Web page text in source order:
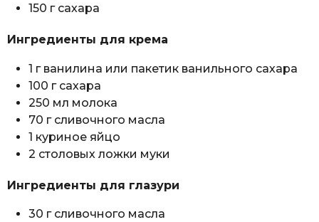
150 г сахара
Ингредиенты для крема
1 г ванилина или пакетик ванильного сахара
100 г сахара
250 мл молока
70 г сливочного масла
1 куриное яйцо
2 столовых ложки муки
Ингредиенты для глазури
30 г сливочного масла